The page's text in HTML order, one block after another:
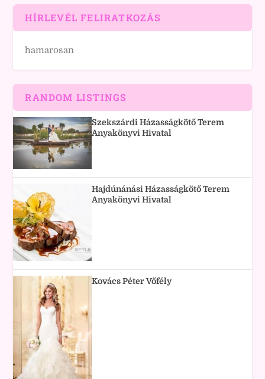
HÍRLEVÉL FELIRATKOZÁS
hamarosan
RANDOM LISTINGS
Szekszárdi Házasságkötő Terem
Anyakönyvi Hivatal
Hajdúnánási Házasságkötő Terem
Anyakönyvi Hivatal
Kovács Péter Vőfély